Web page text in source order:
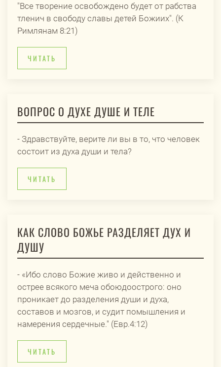
"Все творение освобождено будет от рабства
тленич в свободу славы детей Божиих". (К
Римлянам 8:21)
ЧИТАТЬ
ВОПРОС О ДУХЕ ДУШЕ И ТЕЛЕ
- Здравствуйте, верите ли вы в то, что человек
состоит из духа души и тела?
ЧИТАТЬ
КАК СЛОВО БОЖЬЕ РАЗДЕЛЯЕТ ДУХ И
ДУШУ
- «Ибо слово Божие живо и действенно и
острее всякого меча обоюдоострого: оно
проникает до разделения души и духа,
составов и мозгов, и судит помышления и
намерения сердечные." (Евр.4:12)
ЧИТАТЬ